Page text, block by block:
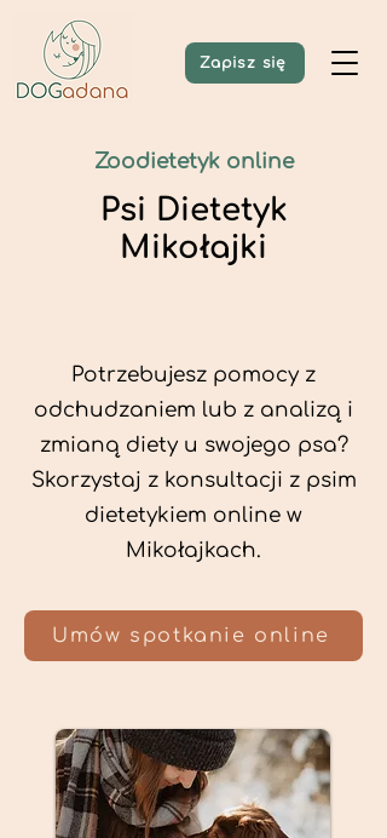
Zapisz się
Zoodietetyk online
Psi Dietetyk
Mikołajki
Potrzebujesz pomocy z
odchudzaniem lub z analizą i
zmianą diety u swojego psa?
Skorzystaj z konsultacji z psim
dietetykiem online w
Mikołajkach.
Umów spotkanie online